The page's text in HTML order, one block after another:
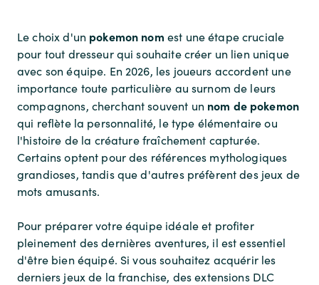
Le choix d'un pokemon nom est une étape cruciale
pour tout dresseur qui souhaite créer un lien unique
avec son équipe. En 2026, les joueurs accordent une
importance toute particulière au surnom de leurs
compagnons, cherchant souvent un nom de pokemon
qui reflète la personnalité, le type élémentaire ou
l'histoire de la créature fraîchement capturée.
Certains optent pour des références mythologiques
grandioses, tandis que d'autres préfèrent des jeux de
mots amusants.
Pour préparer votre équipe idéale et profiter
pleinement des dernières aventures, il est essentiel
d'être bien équipé. Si vous souhaitez acquérir les
derniers jeux de la franchise, des extensions DLC